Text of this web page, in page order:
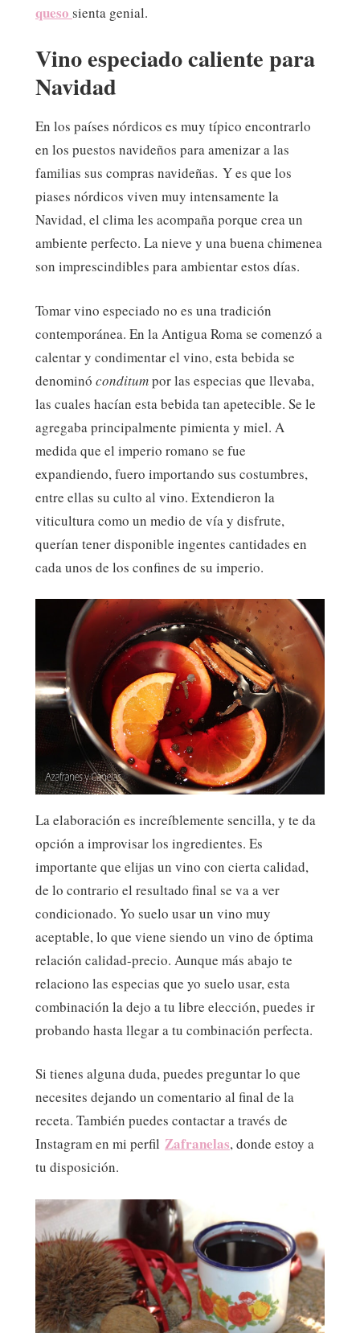
queso sienta genial.
Vino especiado caliente para
Navidad
En los países nórdicos es muy típico encontrarlo
en los puestos navideños para amenizar a las
familias sus compras navideñas. Y es que los
piases nórdicos viven muy intensamente la
Navidad, el clima les acompaña porque crea un
ambiente perfecto. La nieve y una buena chimenea
son imprescindibles para ambientar estos días.
Tomar vino especiado no es una tradición
contemporánea. En la Antigua Roma se comenzó a
calentar y condimentar el vino, esta bebida se
denominó conditumpor las especias que llevaba,
las cuales hacían esta bebida tan apetecible. Se le
agregaba principalmente pimienta y miel. A
medida que el imperio romano se fue
expandiendo, fuero importando sus costumbres,
entre ellas su culto al vino. Extendieron la
viticultura como un medio de vía y disfrute,
querían tener disponible ingentes cantidades en
cada unos de los confines de su imperio.​
​La elaboración es increíblemente sencilla, y te da
opción a improvisar los ingredientes. Es
importante que elijas un vino con cierta calidad,
de lo contrario el resultado final se va a ver
condicionado. Yo suelo usar un vino muy
aceptable, lo que viene siendo un vino de óptima
relación calidad-precio. Aunque más abajo te
relaciono las especias que yo suelo usar, esta
combinación la dejo a tu libre elección, puedes ir
probando hasta llegar a tu combinación perfecta.
Si tienes alguna duda, puedes preguntar lo que
necesites dejando un comentario al final de la
receta. También puedes contactar a través de
Instagram en mi perfil Zafranelas, donde estoy a
tu disposición.